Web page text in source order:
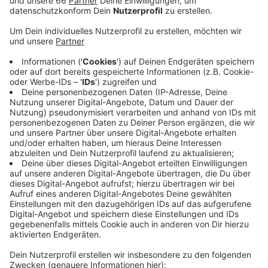
Anzeige
Die Süddeutsche schrieb online über Uthoff:
„Überragend. So überzeugend böse und zugleich
unterhaltsam war im deutschen Kabarett schon lange
keiner mehr… Sein Humor ist geradezu britisch:
trocken, sarkastisch, bitterböse – aber in der Kürze
seiner Formulierung of brillant."
Freitag, 16. September 2022, 20 Uhr
Robert-Schumann-Saal, Museum Kunstpalast,
Ehrenhof 4-5, 40479 Düsseldorf
Ticketswww.kommoedchen.deoder 0211 329443